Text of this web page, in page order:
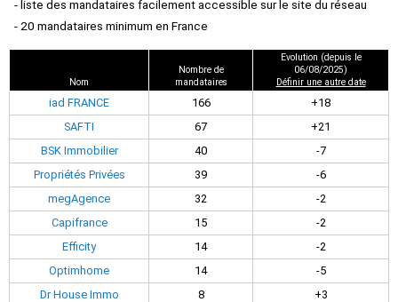
- liste des mandataires facilement accessible sur le site du réseau
- 20 mandataires minimum en France
Nom
Nombre de
mandataires
Evolution (depuis le
06/08/2025)
Définir une autre date
iad FRANCE 166
+18
SAFTI
67
+21
BSK Immobilier
40
-7
Propriétés Privées
39
-6
megAgence
32
-2
Capifrance
15
-2
Efficity
14
-2
Optimhome
14
-5
Dr House Immo
8
+3